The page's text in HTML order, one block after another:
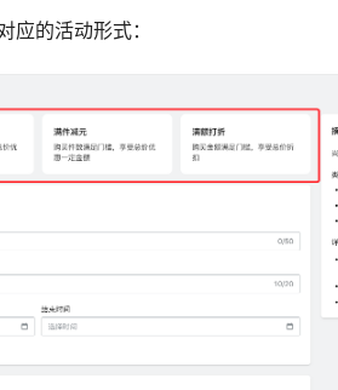
的活动形式：